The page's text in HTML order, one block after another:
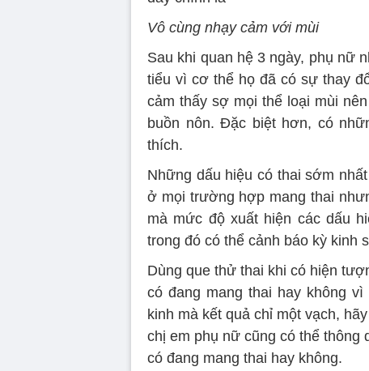
Vô cùng nhạy cảm với mùi
Sau khi quan hệ 3 ngày, phụ nữ
tiểu vì cơ thể họ đã có sự thay
cảm thấy sợ mọi thể loại mùi
buồn nôn. Đặc biệt hơn, có
thích.
Những dấu hiệu có thai sớm
ở mọi trường hợp mang thai
mà mức độ xuất hiện các dấu
trong đó có thể cảnh báo kỳ kinh
Dùng que thử thai khi có hiện
có đang mang thai hay không
kinh mà kết quả chỉ một vạch,
chị em phụ nữ cũng có thể thông
có đang mang thai hay không.